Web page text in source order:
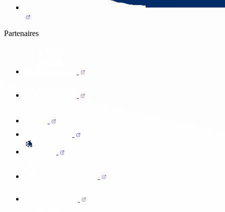
Partenaires